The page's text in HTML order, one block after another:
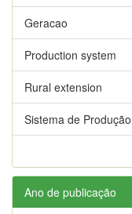
Geracao
Production system
Rural extension
Sistema de Produção
Ano de publicação